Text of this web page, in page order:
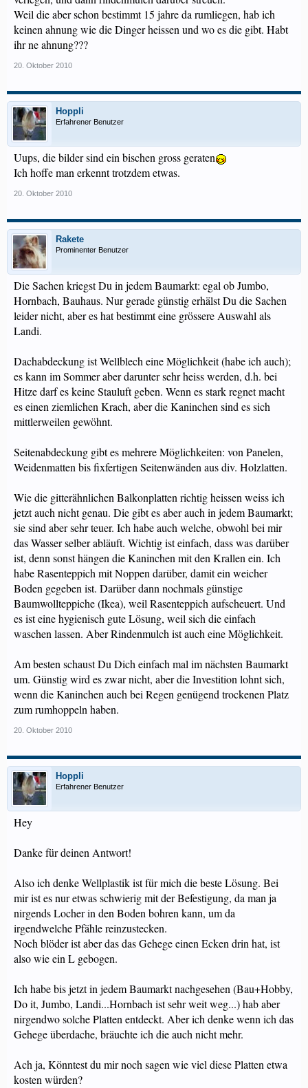
Weil die aber schon bestimmt 15 jahre da rumliegen, hab ich
keinen ahnung wie die Dinger heissen und wo es die gibt. Habt
ihr ne ahnung???
20. Oktober 2010
Hoppli
Erfahrener Benutzer
Uups, die bilder sind ein bischen gross geraten
Ich hoffe man erkennt trotzdem etwas.
20. Oktober 2010
Rakete
Prominenter Benutzer
Die Sachen kriegst Du in jedem Baumarkt: egal ob Jumbo,
Hornbach, Bauhaus. Nur gerade günstig erhälst Du die Sachen
leider nicht, aber es hat bestimmt eine grössere Auswahl als
Landi.
Dachabdeckung ist Wellblech eine Möglichkeit (habe ich auch);
es kann im Sommer aber darunter sehr heiss werden, d.h. bei
Hitze darf es keine Stauluft geben. Wenn es stark regnet macht
es einen ziemlichen Krach, aber die Kaninchen sind es sich
mittlerweilen gewöhnt.
Seitenabdeckung gibt es mehrere Möglichkeiten: von Panelen,
Weidenmatten bis fixfertigen Seitenwänden aus div. Holzlatten.
Wie die gitterähnlichen Balkonplatten richtig heissen weiss ich
jetzt auch nicht genau. Die gibt es aber auch in jedem Baumarkt;
sie sind aber sehr teuer. Ich habe auch welche, obwohl bei mir
das Wasser selber abläuft. Wichtig ist einfach, dass was darüber
ist, denn sonst hängen die Kaninchen mit den Krallen ein. Ich
habe Rasenteppich mit Noppen darüber, damit ein weicher
Boden gegeben ist. Darüber dann nochmals günstige
Baumwollteppiche (Ikea), weil Rasenteppich aufscheuert. Und
es ist eine hygienisch gute Lösung, weil sich die einfach
waschen lassen. Aber Rindenmulch ist auch eine Möglichkeit.
Am besten schaust Du Dich einfach mal im nächsten Baumarkt
um. Günstig wird es zwar nicht, aber die Investition lohnt sich,
wenn die Kaninchen auch bei Regen genügend trockenen Platz
zum rumhoppeln haben.
20. Oktober 2010
Hoppli
Erfahrener Benutzer
Hey
Danke für deinen Antwort!
Also ich denke Wellplastik ist für mich die beste Lösung. Bei
mir ist es nur etwas schwierig mit der Befestigung, da man ja
nirgends Locher in den Boden bohren kann, um da
irgendwelche Pfähle reinzustecken.
Noch blöder ist aber das das Gehege einen Ecken drin hat, ist
also wie ein L gebogen.
Ich habe bis jetzt in jedem Baumarkt nachgesehen (Bau+Hobby,
Do it, Jumbo, Landi...Hornbach ist sehr weit weg...) hab aber
nirgendwo solche Platten entdeckt. Aber ich denke wenn ich das
Gehege überdache, bräuchte ich die auch nicht mehr.
Ach ja, Könntest du mir noch sagen wie viel diese Platten etwa
kosten würden?